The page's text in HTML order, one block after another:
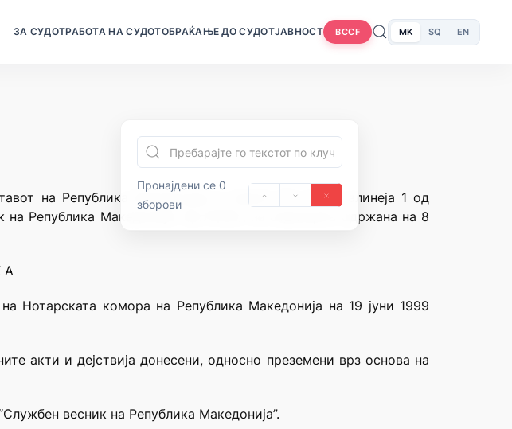
ЗА СУДОТРАБОТА НА СУДОТОБРАЌАЊЕ ДО СУДОТЈАВНОСТ BCCF MK SQ EN
Пронајдени се 0
зборови
на Република Македонија и членот 70 став 1 алинеја 1 од
Република Македонија” бр.70/92), на седницата одржана на 8
А
комора на Република Македонија на 19 јуни 1999
акти и дејствија донесени, односно преземени врз основа на
весник на Република Македонија”.